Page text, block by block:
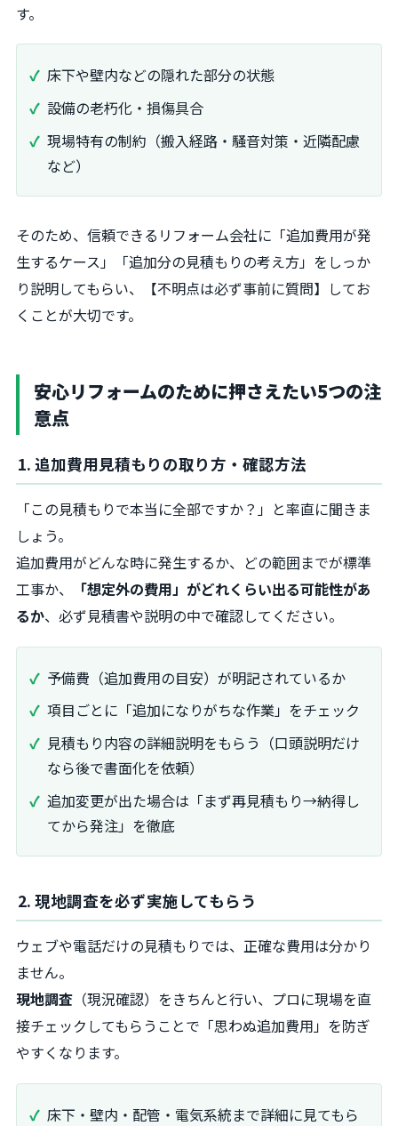
す。
床下や壁内などの隠れた部分の状態
設備の老朽化・損傷具合
現場特有の制約（搬入経路・騒音対策・近隣配慮
など）
そのため、信頼できるリフォーム会社に「追加費用が発
生するケース」「追加分の見積もりの考え方」をしっか
り説明してもらい、【不明点は必ず事前に質問】してお
くことが大切です。
安心リフォームのために押さえたい5つの注
意点
1. 追加費用見積もりの取り方・確認方法
「この見積もりで本当に全部ですか？」と率直に聞きま
しょう。
追加費用がどんな時に発生するか、どの範囲までが標準
工事か、
「想定外の費用」がどれくらい出る可能性があ
るか、必ず見積書や説明の中で確認してください。
予備費（追加費用の目安）が明記されているか
項目ごとに「追加になりがちな作業」をチェック
見積もり内容の詳細説明をもらう（口頭説明だけ
なら後で書面化を依頼）
追加変更が出た場合は「まず再見積もり→納得し
てから発注」を徹底
2. 現地調査を必ず実施してもらう
ウェブや電話だけの見積もりでは、正確な費用は分かり
ません。
現地調査 （現況確認）をきちんと行い、プロに現場を直
接チェックしてもらうことで「思わぬ追加費用」を防ぎ
やすくなります。
床下・壁内・配管・電気系統まで詳細に見てもら